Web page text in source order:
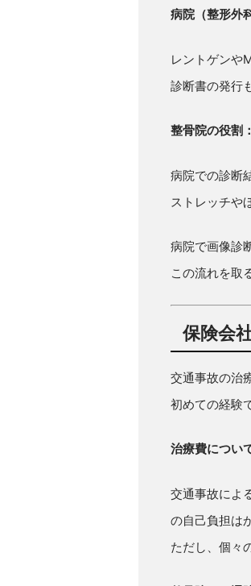
病院（整形外
レントゲンや
診断書の発行
整骨院の役割：
病院での診断
ストレッチや
病院で画像診
この流れを取
保険会
交通事故の治
初めての経験
治療費につい
交通事故によ
の自己負担は
ただし、個々